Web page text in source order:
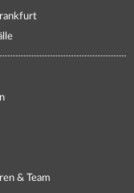
& Team